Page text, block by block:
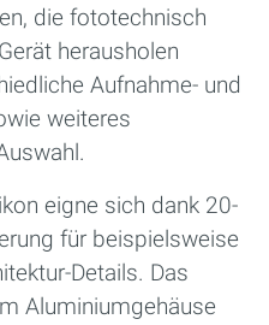
die fototechnisch
herausholen
Aufnahme- und
weiteres
eigne sich dank 20-
für beispielsweise
Details. Das
Aluminiumgehäuse